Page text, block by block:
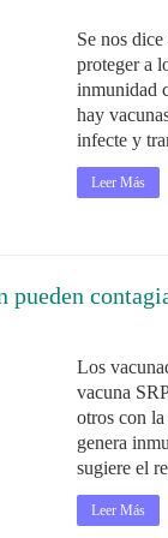
Se nos
proteger a
inmunidad
hay
infecte y
Leer Más
pueden
Los
vacuna
otros con
genera
sugiere el
Leer Más